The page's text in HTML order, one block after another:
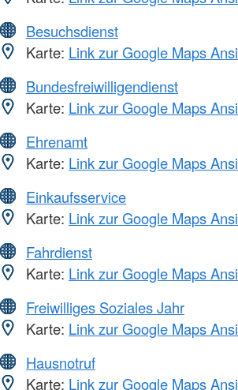
Besuchsdienst
Karte: Link zur Google Maps
Bundesfreiwilligendienst
Karte: Link zur Google Maps
Ehrenamt
Karte: Link zur Google Maps
Einkaufsservice
Karte: Link zur Google Maps
Fahrdienst
Karte: Link zur Google Maps
Freiwilliges Soziales Jahr
Karte: Link zur Google Maps
Hausnotruf
Karte: Link zur Google Maps